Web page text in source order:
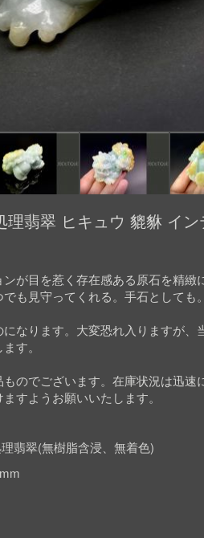
理翡翠 ヒキュウ 貔貅 イ
が目を惹く存在感ある原石を精
も見守ってくれる。手石としても。
なります。大変恐れ入りますが
す。
のでございます。在庫状況は迅
すようお願いいたします。
翡翠(無樹脂含浸、無着色)